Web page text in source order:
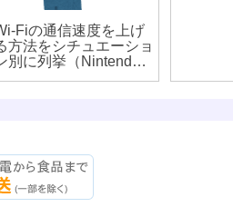
Fiの通信速度を上げ
方法をシチュエーショ
別に列挙（Nintendo